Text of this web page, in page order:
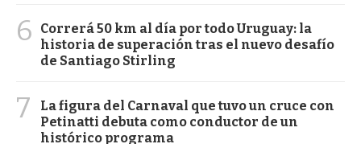
6
Correrá 50 km al día por todo Uruguay: la
historia de superación tras el nuevo desafío
de Santiago Stirling
7
La figura del Carnaval que tuvo un cruce con
Petinatti debuta como conductor de un
histórico programa